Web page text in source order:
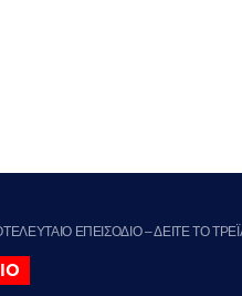
ΕΠΕΙΣΟΔΙΟ – ΔΕΙΤΕ ΤΟ